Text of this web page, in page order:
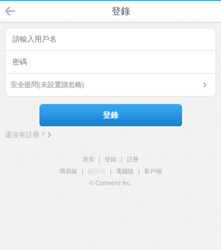
登錄
安全提問(未設置請忽略)
登錄
還沒有註冊？
首頁 登錄
註冊
簡易版
觸屏版 電腦版
客戶端
© Comsenz Inc.